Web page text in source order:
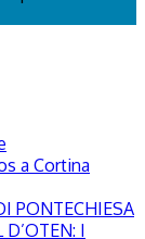
a Cortina
PONTECHIESA
I